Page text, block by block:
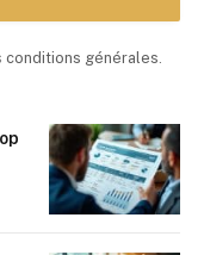
conditions générales